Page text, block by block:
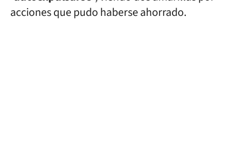
acciones que pudo haberse ahorrado.